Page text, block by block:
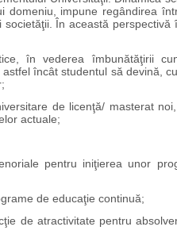
impune regândirea
În această perspectivă
în vederea îmbunătăţirii
astfel încât studentul să devină,
de licenţă/ masterat
actuale;
pentru iniţierea unor
de educaţie continuă;
de atractivitate pentru